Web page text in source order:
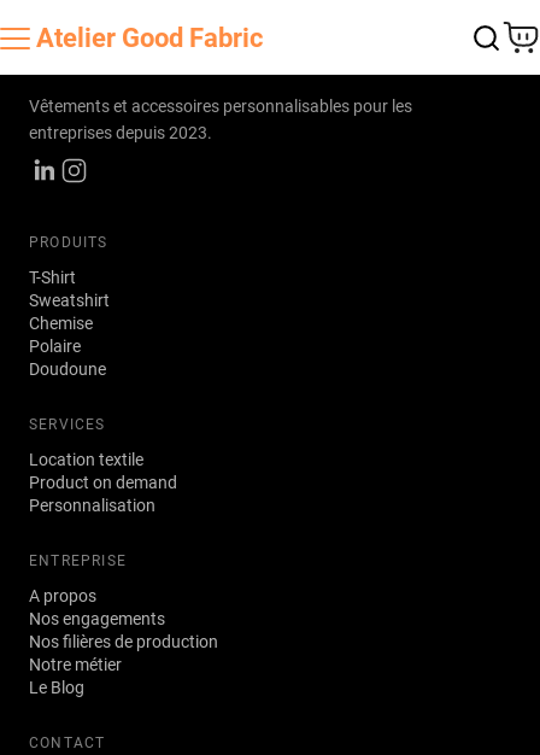
Atelier Good Fabric
Vêtements et accessoires personnalisables pour les
entreprises depuis 2023.
PRODUITS
T-Shirt
Sweatshirt
Chemise
Polaire
Doudoune
SERVICES
Location textile
Product on demand
Personnalisation
ENTREPRISE
A propos
Nos engagements
Nos filières de production
Notre métier
Le Blog
CONTACT